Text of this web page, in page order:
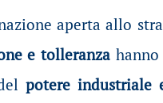
aperta allo
e tolleranza
potere industriale